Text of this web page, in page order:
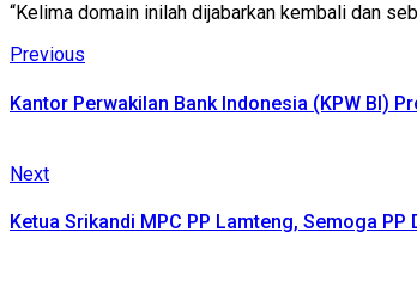
“Kelima domain inilah dijabarkan kembali dan
Continue
Reading
Previous
Kantor Perwakilan Bank Indonesia (KPW BI)
NextNext
Ketua Srikandi MPC PP Lamteng, Semoga